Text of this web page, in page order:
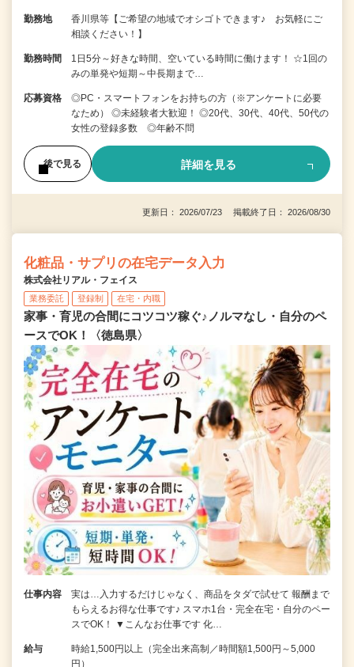
勤務地
香川県等【ご希望の地域でオシゴトできます♪ お気軽にご
相談ください！】
勤務時間
1日5分～好きな時間、空いている時間に働けます！ ☆1回の
みの単発や短期～中長期まで…
応募資格
◎PC・スマートフォンをお持ちの方（※アンケートに必要
なため） ◎未経験者大歓迎！ ◎20代、30代、40代、50代の
女性の登録多数 ◎年齢不問
後で見る 詳細を見る
更新日： 2026/07/23 掲載終了日： 2026/08/30
化粧品・サプリの在宅データ入力
株式会社リアル・フェイス
業務委託 登録制 在宅・内職
家事・育児の合間にコツコツ稼ぐ♪ノルマなし・自分のペ
ースでOK！〈徳島県〉
仕事内容
実は…入力するだけじゃなく、商品をタダで試せて 報酬まで
もらえるお得な仕事です♪ スマホ1台・完全在宅・自分のペー
スでOK！ ▼こんなお仕事です 化…
給与
時給1,500円以上（完全出来高制／時間額1,500円～5,000
円）